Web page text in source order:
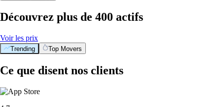
Découvrez plus de 400 actifs
Voir les prix
Trending Top Movers
Ce que disent nos clients